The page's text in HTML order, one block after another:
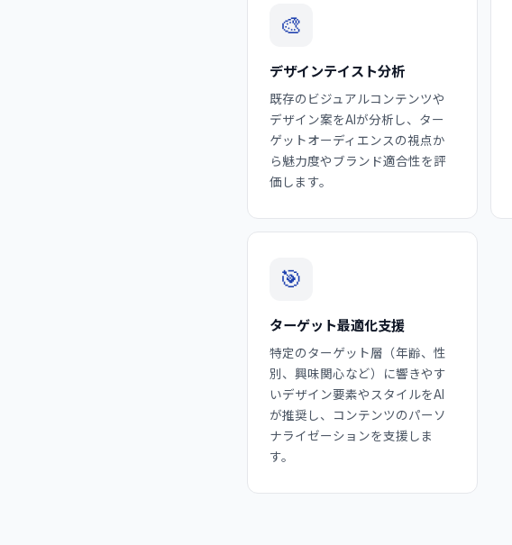
🎨
デザインテイスト分析
既存のビジュアルコンテンツや
デザイン案をAIが分析し、ター
ゲットオーディエンスの視点か
ら魅力度やブランド適合性を評
価します。
🎯
ターゲット最適化支援
特定のターゲット層（年齢、性
別、興味関心など）に響きやす
いデザイン要素やスタイルをAI
が推奨し、コンテンツのパーソ
ナライゼーションを支援しま
す。